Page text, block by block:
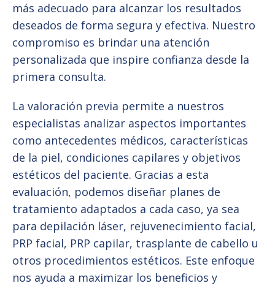
más adecuado para alcanzar los resultados
deseados de forma segura y efectiva. Nuestro
compromiso es brindar una atención
personalizada que inspire confianza desde la
primera consulta.
La valoración previa permite a nuestros
especialistas analizar aspectos importantes
como antecedentes médicos, características
de la piel, condiciones capilares y objetivos
estéticos del paciente. Gracias a esta
evaluación, podemos diseñar planes de
tratamiento adaptados a cada caso, ya sea
para depilación láser, rejuvenecimiento facial,
PRP facial, PRP capilar, trasplante de cabello u
otros procedimientos estéticos. Este enfoque
nos ayuda a maximizar los beneficios y